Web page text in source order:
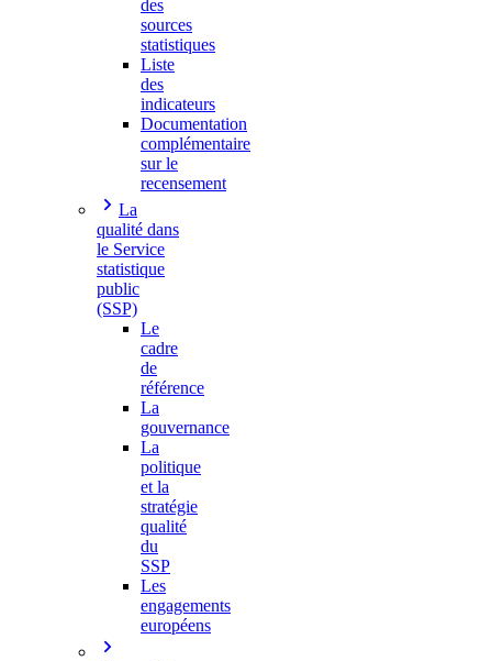
des
sources
statistiques
Liste
des
indicateurs
Documentation
complémentaire
sur le
recensement
La
qualité dans
le Service
statistique
public
(SSP)
Le
cadre
de
référence
La
gouvernance
La
politique
et la
stratégie
qualité
du
SSP
Les
engagements
européens